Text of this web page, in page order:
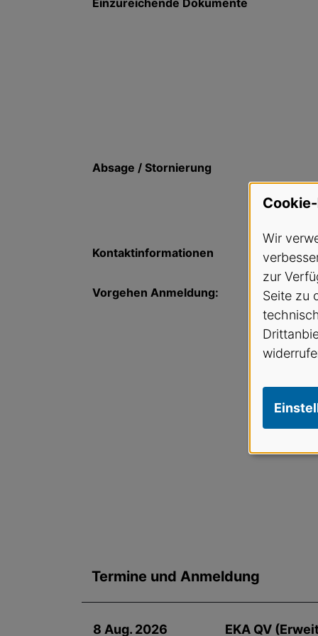
Einzureichende Dokumente
Absage / Stornierung
Kontaktinformationen
Vorgehen Anmeldung:
Termine und Anmeldung
8 Aug. 2026 EKA QV
Wir
zur
Seite zu